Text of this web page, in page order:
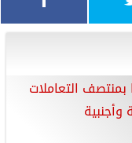
بمنتصف التعاملات